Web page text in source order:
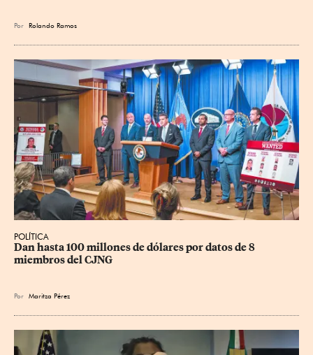
Por Rolando Ramos
POLÍTICA
Dan hasta 100 millones de dólares por datos de 8
miembros del CJNG
Por Maritza Pérez